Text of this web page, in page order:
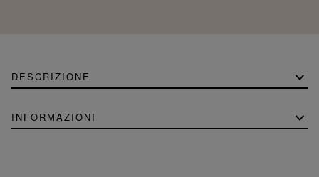
DESCRIZIONE
INFORMAZIONI